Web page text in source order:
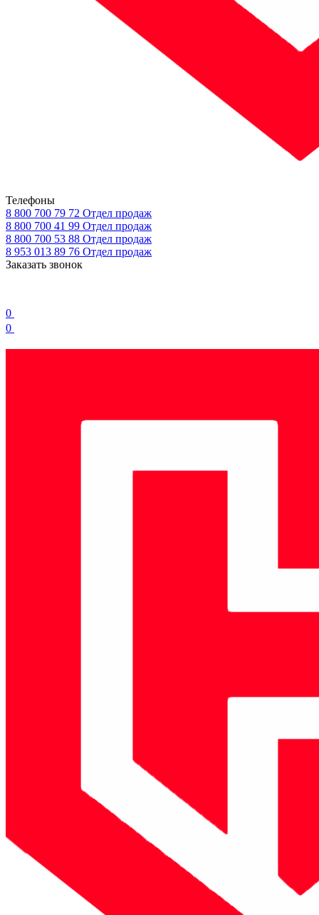
Телефоны
8 800 700 79 72 Отдел продаж
8 800 700 41 99 Отдел продаж
8 800 700 53 88 Отдел продаж
8 953 013 89 76 Отдел продаж
Заказать звонок
0
0